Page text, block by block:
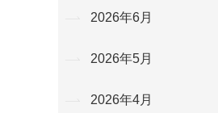
2026年6月
2026年5月
2026年4月